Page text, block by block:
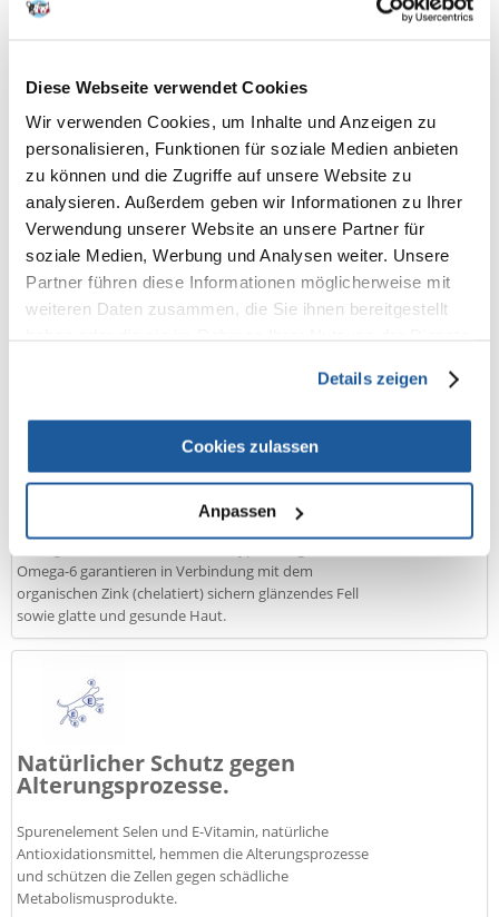
Diese Webseite verwendet Cookies
Wir verwenden Cookies, um Inhalte und Anzeigen zu
personalisieren, Funktionen für soziale Medien anbieten
zu können und die Zugriffe auf unsere Website zu
analysieren. Außerdem geben wir Informationen zu Ihrer
Verwendung unserer Website an unsere Partner für
soziale Medien, Werbung und Analysen weiter. Unsere
Partner führen diese Informationen möglicherweise mit
weiteren Daten zusammen, die Sie ihnen bereitgestellt
Details zeigen
Cookies zulassen
Anpassen
und reduzieren intensive unangenehme Kotgeruche.
Darmflora stabil
Eine Sonderauswahl der löslichen Pflanzenfasern
(Oligofructose) und Zusatz mit Hefe (Mannofructose)
Omega-6 garantieren in Verbindung mit dem
organischen Zink (chelatiert) sichern glänzendes Fell
sowie glatte und gesunde Haut.
Natürlicher Schutz gegen
Alterungsprozesse.
Spurenelement Selen und E-Vitamin, natürliche
Antioxidationsmittel, hemmen die Alterungsprozesse
und schützen die Zellen gegen schädliche
Metabolismusprodukte.